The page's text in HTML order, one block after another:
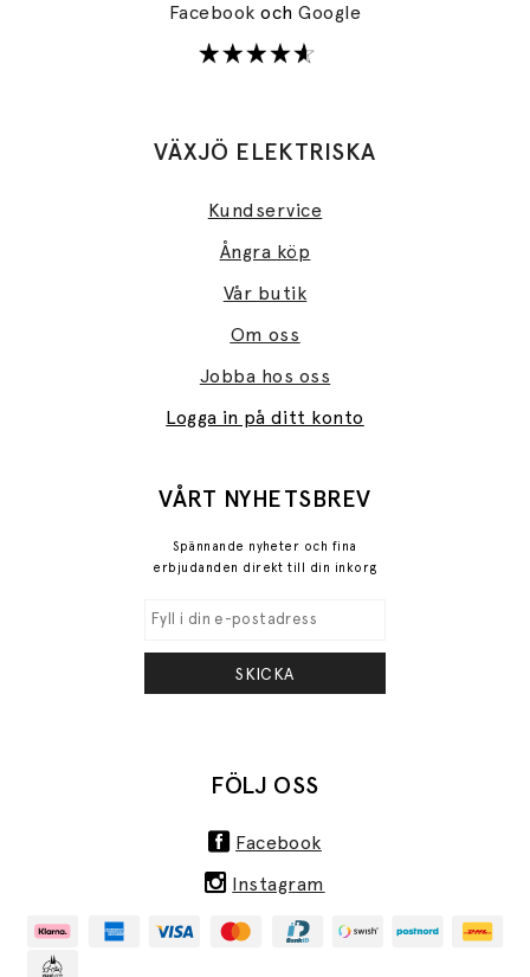
FacebookochGoogle
VÄXJÖ ELEKTRISKA
Kundservice
Ångra köp
Vår butik
Om oss
Jobba hos oss
Logga in på ditt konto
VÅRT NYHETSBREV
Spännande nyheter och fina
erbjudanden direkt till din inkorg
SKICKA
FÖLJ OSS
Facebook
Instagram